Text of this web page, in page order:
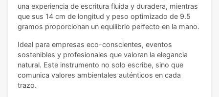
una experiencia de escritura fluida y duradera, mientras
que sus 14 cm de longitud y peso optimizado de 9.5
gramos proporcionan un equilibrio perfecto en la mano.
Ideal para empresas eco-conscientes, eventos
sostenibles y profesionales que valoran la elegancia
natural. Este instrumento no solo escribe, sino que
comunica valores ambientales auténticos en cada
trazo.